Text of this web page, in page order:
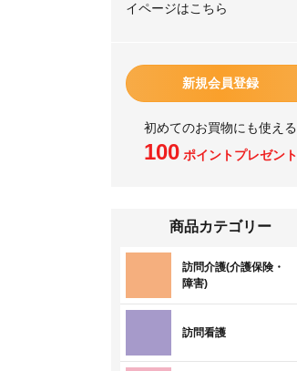
イページはこちら
新規会員登録
初めてのお買物にも使える
100ポイントプレゼント
商品カテゴリー
訪問介護(介護保険・
障害)
訪問看護